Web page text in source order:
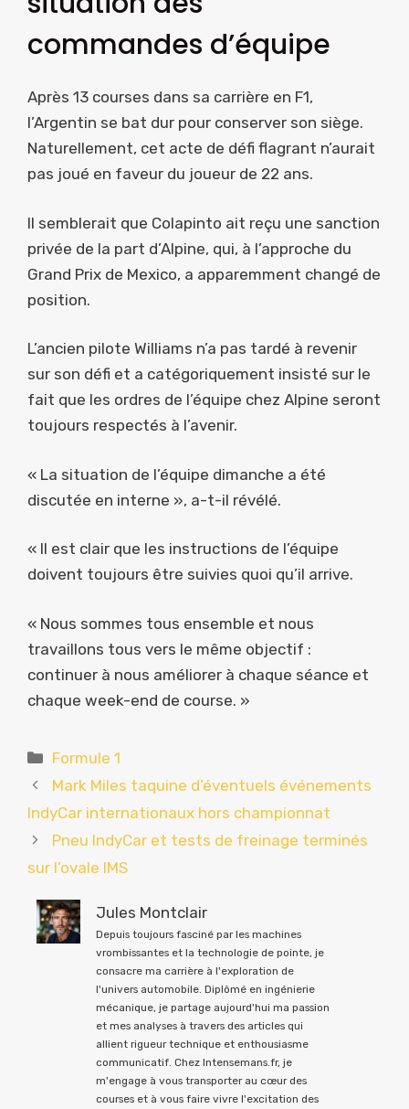
commandes d’équipe
Après 13 courses dans sa carrière en F1,
l’Argentin se bat dur pour conserver son siège.
Naturellement, cet acte de défi flagrant n’aurait
pas joué en faveur du joueur de 22 ans.
Il semblerait que Colapinto ait reçu une sanction
privée de la part d’Alpine, qui, à l’approche du
Grand Prix de Mexico, a apparemment changé de
position.
L’ancien pilote Williams n’a pas tardé à revenir
sur son défi et a catégoriquement insisté sur le
fait que les ordres de l’équipe chez Alpine seront
toujours respectés à l’avenir.
« La situation de l’équipe dimanche a été
discutée en interne », a-t-il révélé.
« Il est clair que les instructions de l’équipe
doivent toujours être suivies quoi qu’il arrive.
« Nous sommes tous ensemble et nous
travaillons tous vers le même objectif :
continuer à nous améliorer à chaque séance et
chaque week-end de course. »
Catégories
Formule 1
Mark Miles taquine d’éventuels événements
IndyCar internationaux hors championnat
Pneu IndyCar et tests de freinage terminés
sur l’ovale IMS
Jules Montclair
Depuis toujours fasciné par les machines
vrombissantes et la technologie de pointe, je
consacre ma carrière à l'exploration de
l'univers automobile. Diplômé en ingénierie
mécanique, je partage aujourd'hui ma passion
et mes analyses à travers des articles qui
allient rigueur technique et enthousiasme
communicatif. Chez Intensemans.fr, je
m'engage à vous transporter au cœur des
courses et à vous faire vivre l'excitation des